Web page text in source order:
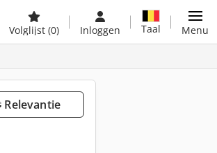
Volglijst (0) Inloggen Taal Menu
Relevantie